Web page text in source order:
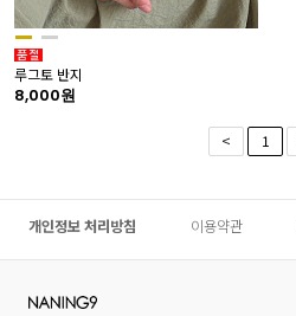
루그토 반지
8,000원
< 1
개인정보 처리방침 이용약관